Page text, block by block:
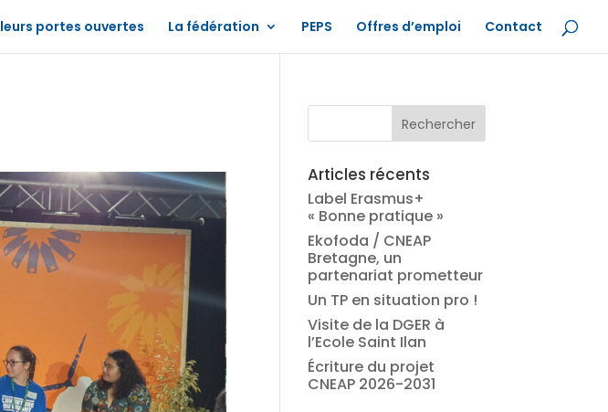
portes ouvertes La fédération PEPS Offres d’emploi Contact
Articles récents
Label Erasmus+
« Bonne pratique »
Ekofoda / CNEAP
Bretagne, un
partenariat prometteur
Un TP en situation pro !
Visite de la DGER à
l’Ecole Saint Ilan
Écriture du projet
CNEAP 2026-2031